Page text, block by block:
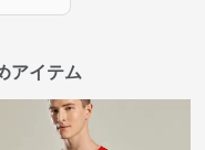
アイテム